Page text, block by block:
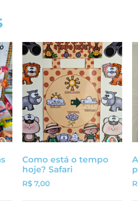
Como está o tempo
hoje? Safari
R$7,00